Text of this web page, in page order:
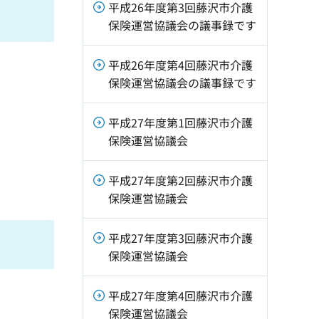
平成26年度第3回藤沢市介護
保険運営協議会の議事録です
平成26年度第4回藤沢市介護
保険運営協議会の議事録です
平成27年度第1回藤沢市介護
保険運営協議会
平成27年度第2回藤沢市介護
保険運営協議会
平成27年度第3回藤沢市介護
保険運営協議会
平成27年度第4回藤沢市介護
保険運営協議会